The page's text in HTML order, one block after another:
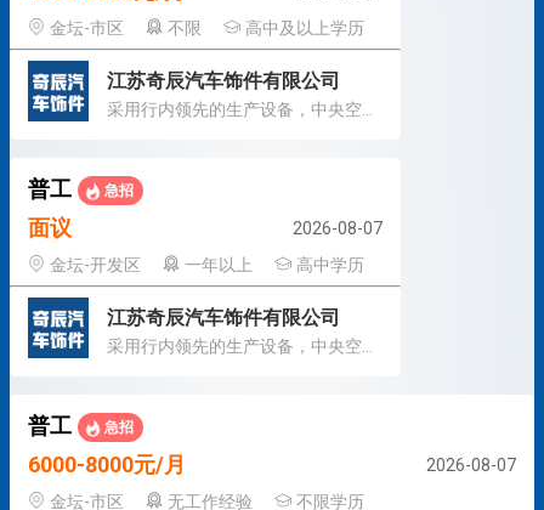
金坛-市区
不限 高中及以上学历
江苏奇辰汽车饰件有限公司
普工 急招
面议
2026-08-07
金坛-开发区
一年以上 高中学历
江苏奇辰汽车饰件有限公司
普工 急招
6000-8000元/月
2026-08-07
金坛-市区
无工作经验 不限学历